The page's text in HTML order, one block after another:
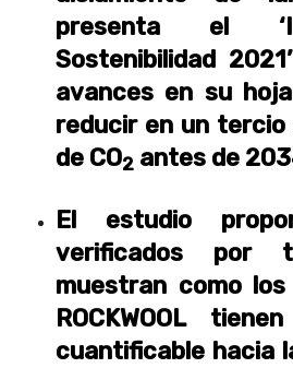
presenta el
Sostenibilidad
avances en su
reducir en un tercio
de CO2 antes de
El estudio
verificados por
muestran como
ROCKWOOL
cuantificable hacia